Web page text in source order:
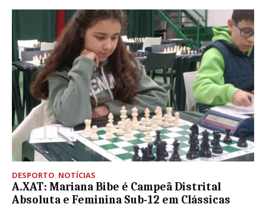
DESPORTO, NOTÍCIAS
A.XAT: Mariana Bibe é Campeã Distrital
Absoluta e Feminina Sub-12 em Clássicas